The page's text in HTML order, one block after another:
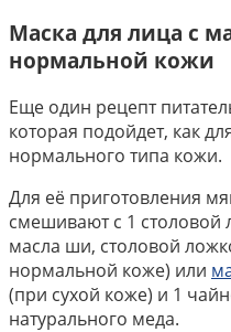
Маска для лица с
нормальной кожи
Еще один рецепт
которая подойдет, как
нормального типа кожи.
Для её приготовления
смешивают с 1 столовой
масла ши, столовой
нормальной коже) или
(при сухой коже) и 1
натурального меда.